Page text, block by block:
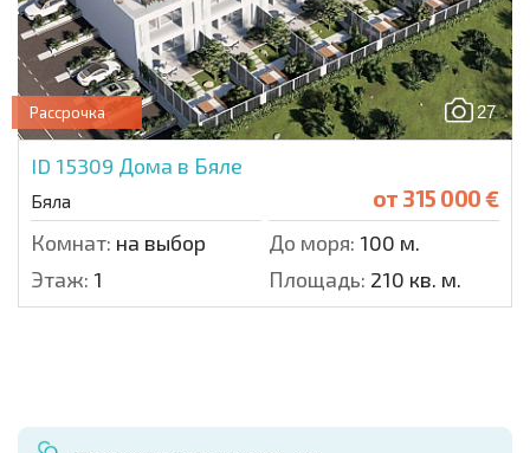
27
Рассрочка
ID 15309 Дома в Бяле
Бяла от 315 000 €
Комнат: на выбор До моря: 100 м.
Этаж: 1 Площадь: 210 кв. м.